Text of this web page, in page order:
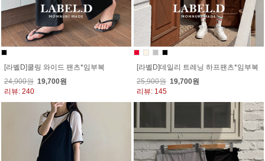
[라벨D]쿨링 와이드 팬츠*임부복
24,900원 19,700원
리뷰: 240
[라벨D]데일리 트레닝 하프팬츠*임부복
25,900원 19,700원
리뷰: 145